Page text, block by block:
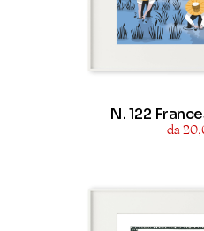
N. 122
da